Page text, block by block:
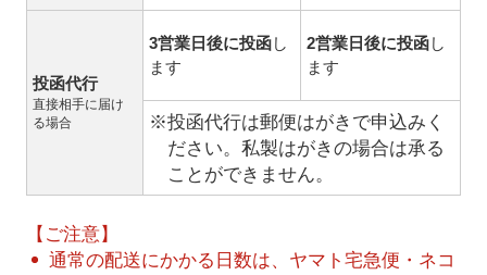
投函代行
直接相手に届け
る場合
3営業日後に投函し
ます
2営業日後に投函し
ます
※投函代行は郵便はがきで申込みく
ださい。私製はがきの場合は承る
ことができません。
【ご注意】
通常の配送にかかる日数は、ヤマト宅急便・ネコ